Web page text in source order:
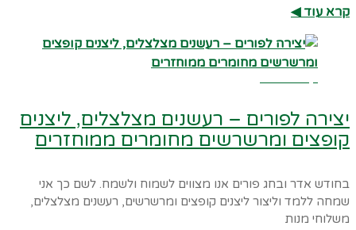
קרא עוד ◀︎
יצירה לפורים – רעשנים מצלצלים, ליצנים
קופצים ומרשרשים מחומרים ממוחזרים
בחודש אדר ובחג פורים אנו מצווים לשמוח ולשמח. לשם כך אני
שמחה ללמד וליצור ליצנים קופצים ומרשרשים, רעשנים מצלצלים,
משלוחי מנות